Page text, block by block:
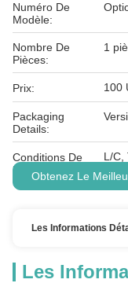
Numéro De
Modèle:
Nombre De
Pièces:
1
Prix: 100
Packaging
Details:
Conditions De
Paiement:
L/C,
Obtenez Le
Les Informations
Les